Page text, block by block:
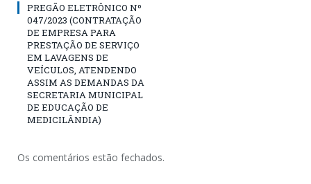
PREGÃO ELETRÔNICO Nº
047/2023 (CONTRATAÇÃO
DE EMPRESA PARA
PRESTAÇÃO DE SERVIÇO
EM LAVAGENS DE
VEÍCULOS, ATENDENDO
ASSIM AS DEMANDAS DA
SECRETARIA MUNICIPAL
DE EDUCAÇÃO DE
MEDICILÂNDIA)
Os comentários estão fechados.